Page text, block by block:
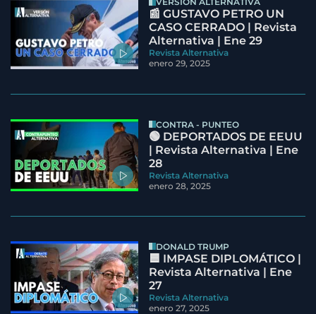
📰 GUSTAVO PETRO UN
CASO CERRADO | Revista
Alternativa | Ene 29
Revista Alternativa
enero 29, 2025
CONTRA - PUNTEO
🟢 DEPORTADOS DE EEUU
| Revista Alternativa | Ene
28
Revista Alternativa
enero 28, 2025
DONALD TRUMP
🟦 IMPASE DIPLOMÁTICO |
Revista Alternativa | Ene
27
Revista Alternativa
enero 27, 2025